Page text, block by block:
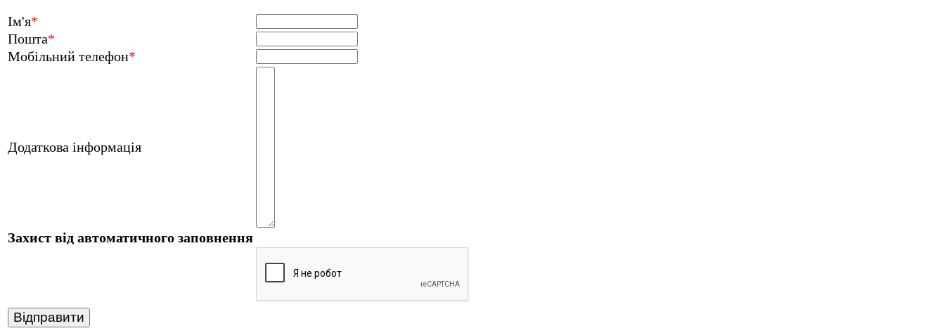
Ім'я*
Пошта*
Мобільний телефон*
Додаткова інформація
Захист від автоматичного заповнення